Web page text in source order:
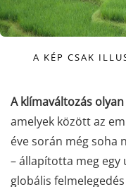
A KÉP CSAK
A klímaváltozás
amelyek között az
éve során még soha
– állapította meg egy
globális